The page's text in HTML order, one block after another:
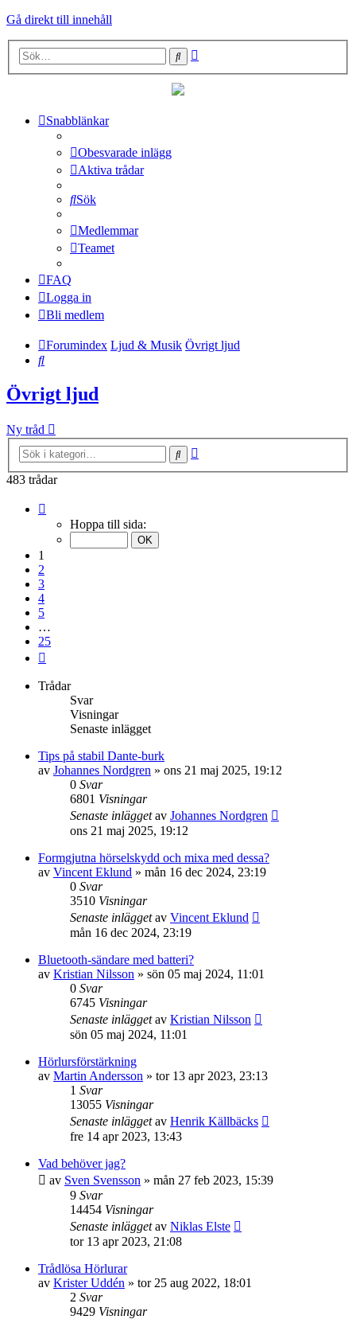
Gå direkt till innehåll
Sök
Snabblänkar
Obesvarade inlägg
Aktiva trådar
Sök
Medlemmar
Teamet
FAQ
Logga in
Bli medlem
Forumindex Ljud & Musik Övrigt ljud
Sök
Övrigt ljud
Ny tråd
Sök
483 trådar
Hoppa till sida:
1
2
3
4
5
…
25
Trådar
Svar
Visningar
Senaste inlägget
Tips på stabil Dante-burk
av Johannes Nordgren » ons 21 maj 2025, 19:12
0 Svar
6801 Visningar
Senaste inläggetav Johannes Nordgren
ons 21 maj 2025, 19:12
Formgjutna hörselskydd och mixa med dessa?
av Vincent Eklund » mån 16 dec 2024, 23:19
0 Svar
3510 Visningar
Senaste inläggetav Vincent Eklund
mån 16 dec 2024, 23:19
Bluetooth-sändare med batteri?
av Kristian Nilsson » sön 05 maj 2024, 11:01
0 Svar
6745 Visningar
Senaste inläggetav Kristian Nilsson
sön 05 maj 2024, 11:01
Hörlursförstärkning
av Martin Andersson » tor 13 apr 2023, 23:13
1 Svar
13055 Visningar
Senaste inläggetav Henrik Källbäcks
fre 14 apr 2023, 13:43
Vad behöver jag?
av Sven Svensson » mån 27 feb 2023, 15:39
9 Svar
14454 Visningar
Senaste inläggetav Niklas Elste
tor 13 apr 2023, 21:08
Trådlösa Hörlurar
av Krister Uddén » tor 25 aug 2022, 18:01
2 Svar
9429 Visningar